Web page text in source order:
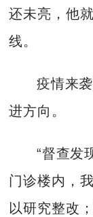
还未亮，他
线。
疫情来
进方向。
“督查发
门诊楼内，
以研究整改